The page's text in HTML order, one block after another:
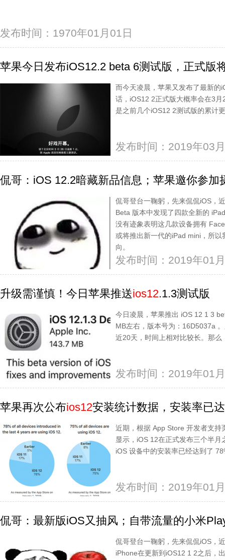
发布时间：1970年01月01日
苹果今日发布iOS12.2 beta 6测试版，正式版
而今天凌晨，苹果又发布了最新
话，iOS12 2正式版大概率会在3
是之前几个iOS12 2测试版的累计
发布时间：2019年03
侃哥：iOS 12.2暗藏新品信息；苹果邀你参加
侃哥登台一鞠躬，先来侃侃iOS，
Beta 版本中发现了四款全新的
没有迹象表明这几款设备拥有
或将推出新一代的iPad mini，所
向。
发布时间：2019年01
升级需谨慎！今日苹果推送ios12.1.3测试版
今日凌晨，苹果推出 iOS 12 1 3
MB左右，版本号为：16D5037a
近20天，时间上相对比较长。那
发布时间：2019年01
苹果再次公布ios12安装统计数据，安装率已
近期，根据 App Store 开发者支
显示，iOS 12在正式发布三个半
iOS 设备中的安装率已经达到了
发布时间：2019年01
侃哥：最新版iOS又抽风；自带流量的小米
侃哥登台一鞠躬，先来侃侃iOS，
iPhone在更新到iOS12 1 2之后，